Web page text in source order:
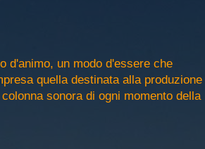
d'animo, un modo d'essere che
quella destinata alla produzione
sonora di ogni momento della